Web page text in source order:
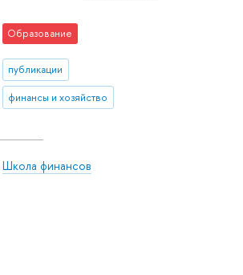
Образование
публикации
финансы и хозяйство
Школа финансов